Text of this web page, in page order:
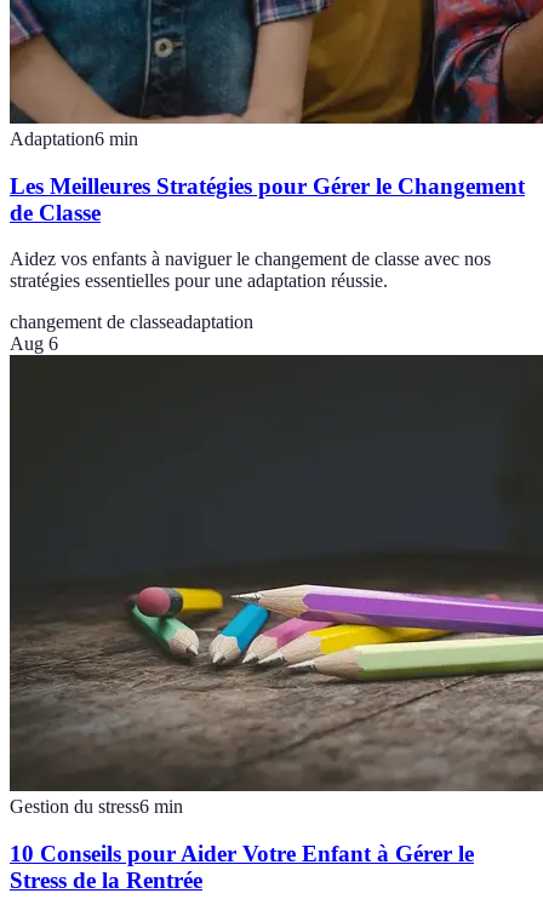
Adaptation6 min
Les Meilleures Stratégies pour Gérer le Changement
de Classe
Aidez vos enfants à naviguer le changement de classe avec nos
stratégies essentielles pour une adaptation réussie.
changement de classeadaptation
Aug 6
Gestion du stress6 min
10 Conseils pour Aider Votre Enfant à Gérer le
Stress de la Rentrée